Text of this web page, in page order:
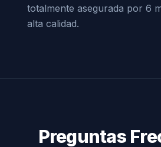
totalmente asegurada por 6
alta calidad.
Preguntas